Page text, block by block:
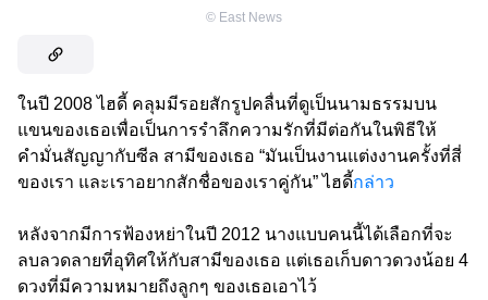
© East News
ในปี 2008 ไฮดี้ คลุมมีรอยสักรูปคลื่นที่ดูเป็นนามธรรมบน
แขนของเธอเพื่อเป็นการรำลึกความรักที่มีต่อกันในพิธีให้
คำมั่นสัญญากับซีล สามีของเธอ “มันเป็นงานแต่งงานครั้งที่สี่
ของเรา และเราอยากสักชื่อของเราคู่กัน” ไฮดี้กล่าว
หลังจากมีการฟ้องหย่าในปี 2012 นางแบบคนนี้ได้เลือกที่จะ
ลบลวดลายที่อุทิศให้กับสามีของเธอ แต่เธอเก็บดาวดวงน้อย 4
ดวงที่มีความหมายถึงลูกๆ ของเธอเอาไว้